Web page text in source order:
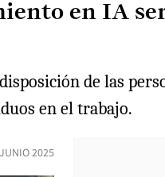
en IA
de las
en el trabajo.
2025